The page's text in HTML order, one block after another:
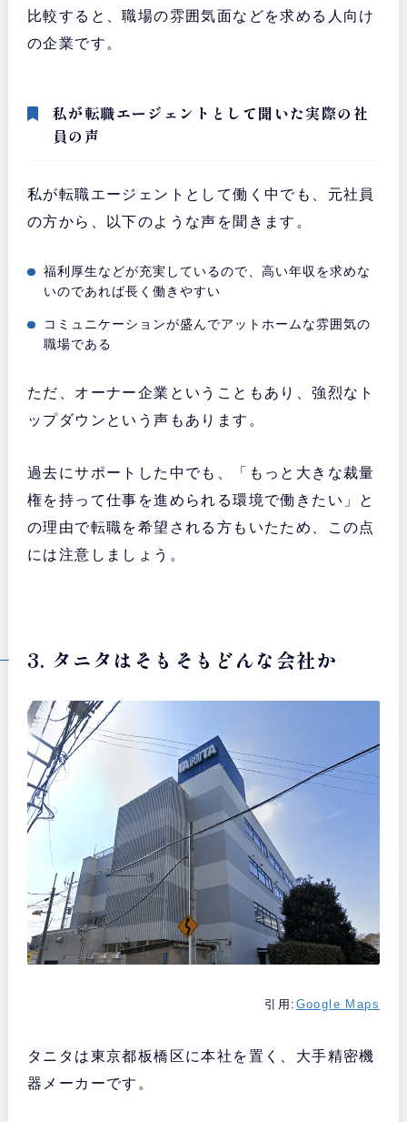
比較すると、職場の雰囲気面などを求める人向け
の企業です。
私が転職エージェントとして聞いた実際の社
員の声
私が転職エージェントとして働く中でも、元社員
の方から、以下のような声を聞きます。
福利厚生などが充実しているので、高い年収を求めな
いのであれば長く働きやすい
コミュニケーションが盛んでアットホームな雰囲気の
職場である
ただ、オーナー企業ということもあり、強烈なト
ップダウンという声もあります。
過去にサポートした中でも、「もっと大きな裁量
権を持って仕事を進められる環境で働きたい」と
の理由で転職を希望される方もいたため、この点
には注意しましょう。
3. タニタはそもそもどんな会社か
引用: Google Maps
タニタは東京都板橋区に本社を置く、大手精密機
器メーカーです。